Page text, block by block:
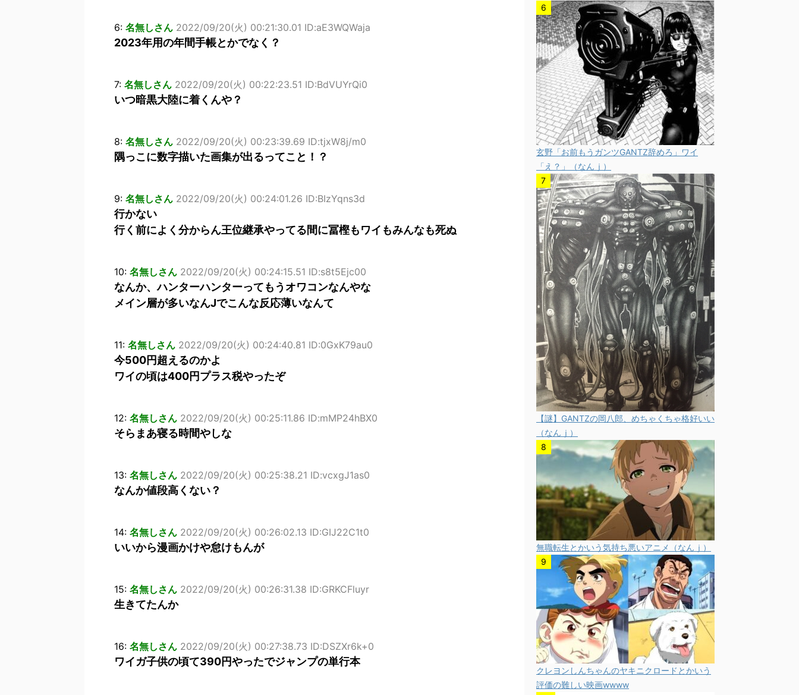
6: 名無しさん 2022/09/20(火) 00:21:30.01 ID:aE3WQWaja
2023年用の年間手帳とかでなく？
7: 名無しさん 2022/09/20(火) 00:22:23.51 ID:BdVUYrQi0
いつ暗黒大陸に着くんや？
8: 名無しさん 2022/09/20(火) 00:23:39.69 ID:tjxW8j/m0
隅っこに数字描いた画集が出るってこと！？
9: 名無しさん 2022/09/20(火) 00:24:01.26 ID:BIzYqns3d
行かない
行く前によく分からん王位継承やってる間に冨樫もワイもみんなも死ぬ
10: 名無しさん 2022/09/20(火) 00:24:15.51 ID:s8t5Ejc00
なんか、ハンターハンターってもうオワコンなんやな
メイン層が多いなんJでこんな反応薄いなんて
11: 名無しさん 2022/09/20(火) 00:24:40.81 ID:0GxK79au0
今500円超えるのかよ
ワイの頃は400円プラス税やったぞ
12: 名無しさん 2022/09/20(火) 00:25:11.86 ID:mMP24hBX0
そらまあ寝る時間やしな
13: 名無しさん 2022/09/20(火) 00:25:38.21 ID:vcxgJ1as0
なんか値段高くない？
14: 名無しさん 2022/09/20(火) 00:26:02.13 ID:GIJ22C1t0
いいから漫画かけや怠けもんが
15: 名無しさん 2022/09/20(火) 00:26:31.38 ID:GRKCFluyr
生きてたんか
16: 名無しさん 2022/09/20(火) 00:27:38.73 ID:DSZXr6k+0
ワイガ子供の頃て390円やったでジャンプの単行本
玄野「お前もうガンツGANTZ辞めろ」ワイ
「え？」（なんｊ）
【謎】GANTZの岡八郎、めちゃくちゃ格好いい
（なんｊ）
無職転生とかいう気持ち悪いアニメ（なんｊ）
クレヨンしんちゃんのヤキニクロードとかいう
評価の難しい映画wwww